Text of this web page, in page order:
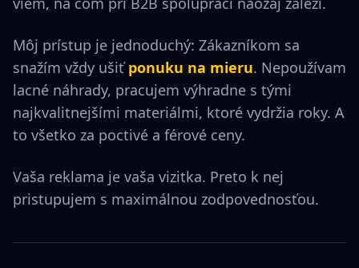
Môj prístup je jednoduchý: Zákazníkom sa
snažím vždy ušiťponuku na mieru. Nepoužívam
lacné náhrady, pracujem výhradne s tými
najkvalitnejšími materiálmi, ktoré vydržia roky. A
to všetko za poctivé a férové ceny.
Vaša reklama je vaša vizitka. Preto k nej
pristupujem s maximálnou zodpovednosťou.